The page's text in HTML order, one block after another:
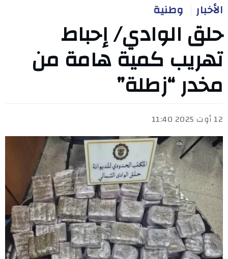
الأخبار وطنية
حلق الوادي/ إحباط
تهريب كمية هامة من
مخدر “زطلة”
12 أوت 2025 11:40